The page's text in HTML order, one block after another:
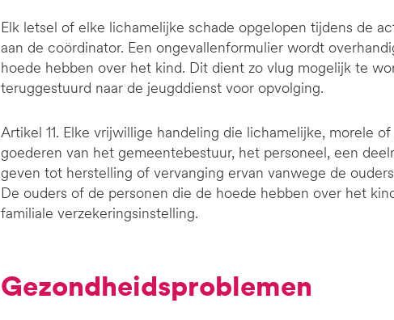
Elk letsel of elke lichamelijke schade opgelopen tijdens de
aan de coördinator. Een ongevallenformulier wordt
hoede hebben over het kind. Dit dient zo vlug mogelijk te
teruggestuurd naar de jeugddienst voor opvolging.
Artikel 11. Elke vrijwillige handeling die lichamelijke, morele
goederen van het gemeentebestuur, het personeel, een
geven tot herstelling of vervanging ervan vanwege de
De ouders of de personen die de hoede hebben over het
familiale verzekeringsinstelling.
Gezondheidsproblemen